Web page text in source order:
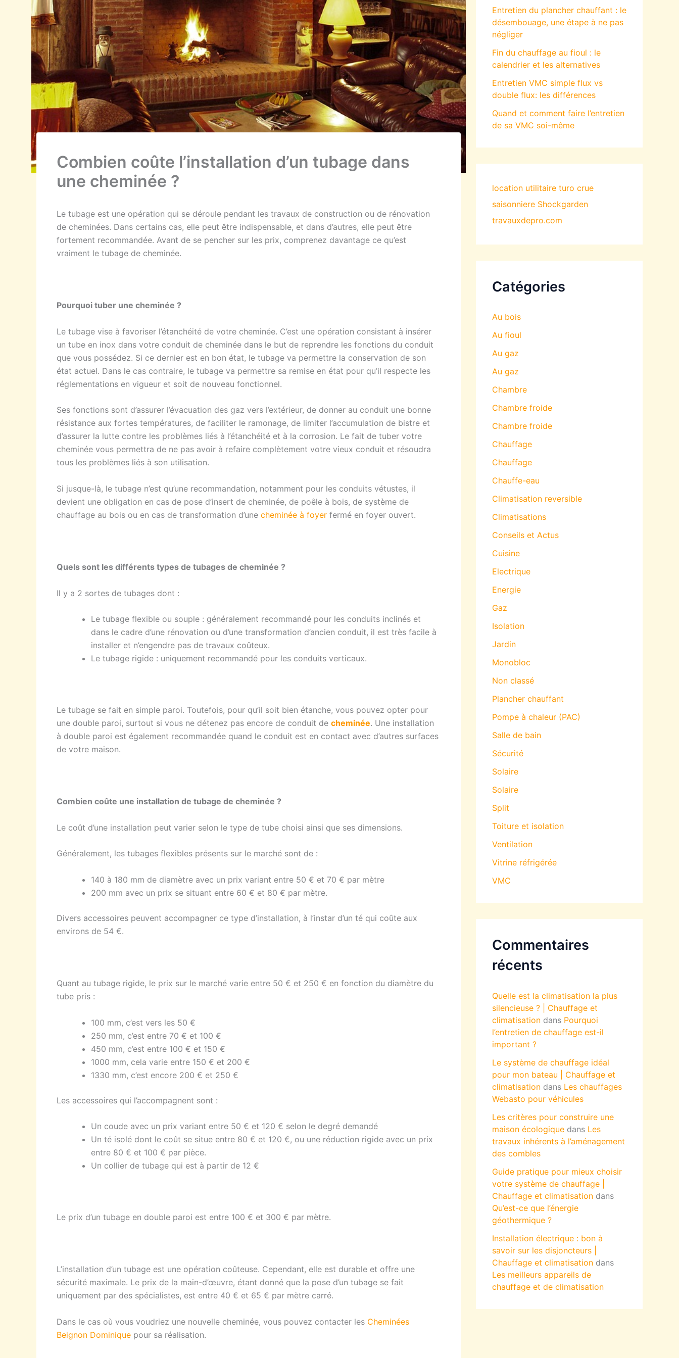
Combien coûte l’installation d’un tubage dans
une cheminée ?
Le tubage est une opération qui se déroule pendant les travaux de construction ou de rénovation
de cheminées. Dans certains cas, elle peut être indispensable, et dans d’autres, elle peut être
fortement recommandée. Avant de se pencher sur les prix, comprenez davantage ce qu’est
vraiment le tubage de cheminée.
Pourquoi tuber une cheminée ?
Le tubage vise à favoriser l’étanchéité de votre cheminée. C’est une opération consistant à insérer
un tube en inox dans votre conduit de cheminée dans le but de reprendre les fonctions du conduit
que vous possédez. Si ce dernier est en bon état, le tubage va permettre la conservation de son
état actuel. Dans le cas contraire, le tubage va permettre sa remise en état pour qu’il respecte les
réglementations en vigueur et soit de nouveau fonctionnel.
Ses fonctions sont d’assurer l’évacuation des gaz vers l’extérieur, de donner au conduit une bonne
résistance aux fortes températures, de faciliter le ramonage, de limiter l’accumulation de bistre et
d’assurer la lutte contre les problèmes liés à l’étanchéité et à la corrosion. Le fait de tuber votre
cheminée vous permettra de ne pas avoir à refaire complètement votre vieux conduit et résoudra
tous les problèmes liés à son utilisation.
Si jusque-là, le tubage n’est qu’une recommandation, notamment pour les conduits vétustes, il
devient une obligation en cas de pose d’insert de cheminée, de poêle à bois, de système de
chauffage au bois ou en cas de transformation d’une cheminée à foyer fermé en foyer ouvert.
Quels sont les différents types de tubages de cheminée ?
Il y a 2 sortes de tubages dont :
Le tubage flexible ou souple : généralement recommandé pour les conduits inclinés et
dans le cadre d’une rénovation ou d’une transformation d’ancien conduit, il est très facile à
installer et n’engendre pas de travaux coûteux.
Le tubage rigide : uniquement recommandé pour les conduits verticaux.
Le tubage se fait en simple paroi. Toutefois, pour qu’il soit bien étanche, vous pouvez opter pour
une double paroi, surtout si vous ne détenez pas encore de conduit de cheminée. Une installation
à double paroi est également recommandée quand le conduit est en contact avec d’autres surfaces
de votre maison.
Combien coûte une installation de tubage de cheminée ?
Le coût d’une installation peut varier selon le type de tube choisi ainsi que ses dimensions.
Généralement, les tubages flexibles présents sur le marché sont de :
140 à 180 mm de diamètre avec un prix variant entre 50 € et 70 € par mètre
200 mm avec un prix se situant entre 60 € et 80 € par mètre.
Divers accessoires peuvent accompagner ce type d’installation, à l’instar d’un té qui coûte aux
environs de 54 €.
Quant au tubage rigide, le prix sur le marché varie entre 50 € et 250 € en fonction du diamètre du
tube pris :
100 mm, c’est vers les 50 €
250 mm, c’est entre 70 € et 100 €
450 mm, c’est entre 100 € et 150 €
1000 mm, cela varie entre 150 € et 200 €
1330 mm, c’est encore 200 € et 250 €
Les accessoires qui l’accompagnent sont :
Un coude avec un prix variant entre 50 € et 120 € selon le degré demandé
Un té isolé dont le coût se situe entre 80 € et 120 €, ou une réduction rigide avec un prix
entre 80 € et 100 € par pièce.
Un collier de tubage qui est à partir de 12 €
Le prix d’un tubage en double paroi est entre 100 € et 300 € par mètre.
L’installation d’un tubage est une opération coûteuse. Cependant, elle est durable et offre une
sécurité maximale. Le prix de la main-d’œuvre, étant donné que la pose d’un tubage se fait
uniquement par des spécialistes, est entre 40 € et 65 € par mètre carré.
Dans le cas où vous voudriez une nouvelle cheminée, vous pouvez contacter les Cheminées
Beignon Dominique pour sa réalisation.
Entretien du plancher chauffant : le
désembouage, une étape à ne pas
négliger
Fin du chauffage au fioul : le
calendrier et les alternatives
Entretien VMC simple flux vs
double flux: les différences
Quand et comment faire l’entretien
de sa VMC soi-même
location utilitaire turo crue
saisonniere Shockgarden
travauxdepro.com
Catégories
Au bois
Au fioul
Au gaz
Au gaz
Chambre
Chambre froide
Chambre froide
Chauffage
Chauffage
Chauffe-eau
Climatisation reversible
Climatisations
Conseils et Actus
Cuisine
Electrique
Energie
Gaz
Isolation
Jardin
Monobloc
Non classé
Plancher chauffant
Pompe à chaleur (PAC)
Salle de bain
Sécurité
Solaire
Solaire
Split
Toiture et isolation
Ventilation
Vitrine réfrigérée
VMC
Commentaires
récents
Quelle est la climatisation la plus
silencieuse ? | Chauffage et
climatisation dans Pourquoi
l’entretien de chauffage est-il
important ?
Le système de chauffage idéal
pour mon bateau | Chauffage et
climatisation dans Les chauffages
Webasto pour véhicules
Les critères pour construire une
maison écologique dans Les
travaux inhérents à l’aménagement
des combles
Guide pratique pour mieux choisir
votre système de chauffage |
Chauffage et climatisation dans
Qu’est-ce que l’énergie
géothermique ?
Installation électrique : bon à
savoir sur les disjoncteurs |
Chauffage et climatisation dans
Les meilleurs appareils de
chauffage et de climatisation